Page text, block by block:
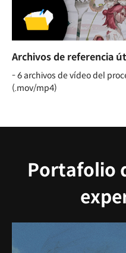
Archivos de referencia
- 6 archivos de vídeo del
(.mov/mp4)
Portafolio